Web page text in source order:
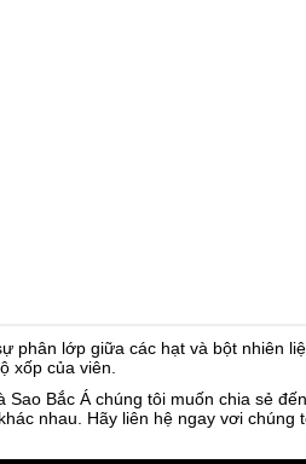
phân lớp giữa các hạt và bột nhiên
xốp của viên.
Bắc Á chúng tôi muốn chia sẻ
nhau. Hãy liên hệ ngay vơi chúng